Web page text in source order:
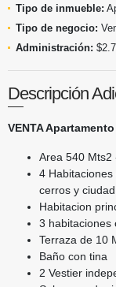
Tipo de inmueble:
Tipo de negocio:
Administración:
Descripción
VENTA
Area 540 Mts2
4
cerros y ciudad
Habitacion
3 habitaciones
Terraza de 10
Baño con tina
2 Vestier